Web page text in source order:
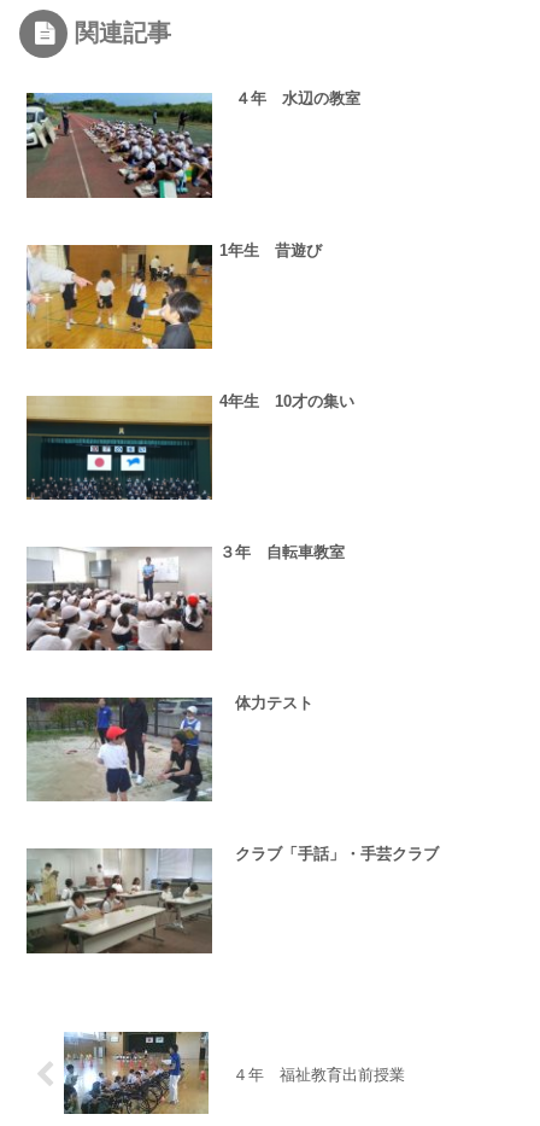
関連記事
４年 水辺の教室
1年生 昔遊び
4年生 10才の集い
３年 自転車教室
体力テスト
クラブ「手話」・手芸クラブ
４年 福祉教育出前授業